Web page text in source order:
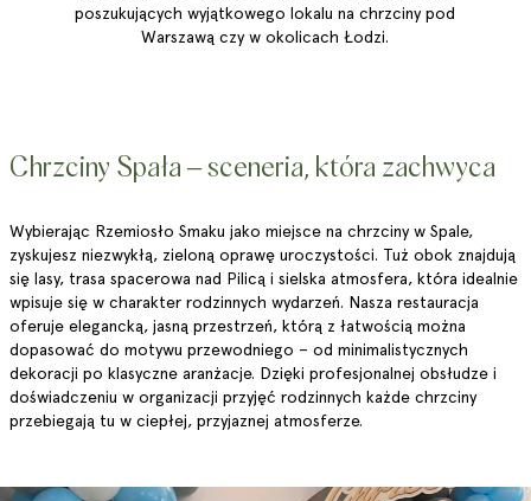
poszukujących wyjątkowego lokalu na chrzciny pod
Warszawą czy w okolicach Łodzi.
Chrzciny Spała – sceneria, która zachwyca
Wybierając Rzemiosło Smaku jako miejsce na chrzciny w Spale,
zyskujesz niezwykłą, zieloną oprawę uroczystości. Tuż obok znajdują
się lasy, trasa spacerowa nad Pilicą i sielska atmosfera, która idealnie
wpisuje się w charakter rodzinnych wydarzeń. Nasza restauracja
oferuje elegancką, jasną przestrzeń, którą z łatwością można
dopasować do motywu przewodniego – od minimalistycznych
dekoracji po klasyczne aranżacje. Dzięki profesjonalnej obsłudze i
doświadczeniu w organizacji przyjęć rodzinnych każde chrzciny
przebiegają tu w ciepłej, przyjaznej atmosferze.